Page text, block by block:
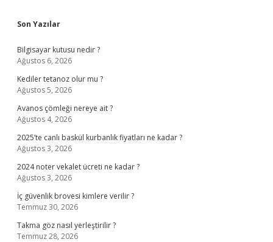
Sidebar
Son Yazılar
Bilgisayar kutusu nedir ?
Ağustos 6, 2026
Kediler tetanoz olur mu ?
Ağustos 5, 2026
Avanos çömleği nereye ait ?
Ağustos 4, 2026
2025’te canlı baskül kurbanlık fiyatları ne kadar ?
Ağustos 3, 2026
2024 noter vekalet ücreti ne kadar ?
Ağustos 3, 2026
İç güvenlik brovesi kimlere verilir ?
Temmuz 30, 2026
Takma göz nasıl yerleştirilir ?
Temmuz 28, 2026